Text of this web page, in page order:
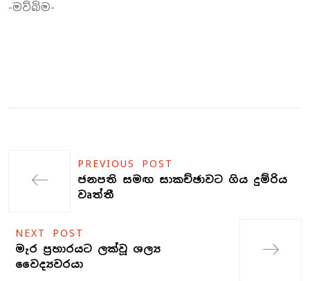
-මව්බිම-
PREVIOUS POST
ජනපති සමඟ සාකච්ඡාවට ගිය දුම්රිය
වෘත්තී
NEXT POST
මැර ප්‍රහාරයට ලක්‌වූ ශල්‍ය
වෛද්‍යවරයා